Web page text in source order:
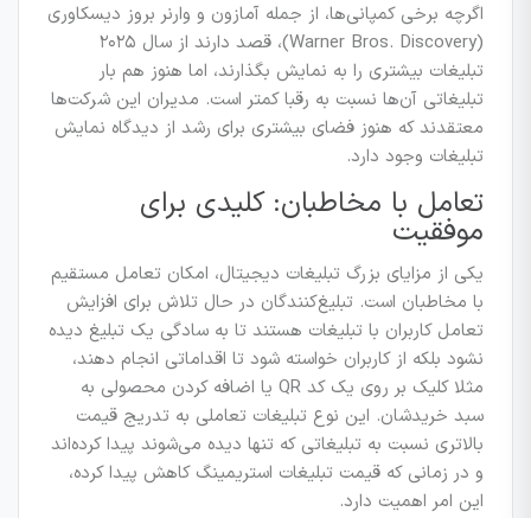
اگرچه برخی کمپانی‌ها، از جمله آمازون و وارنر بروز دیسکاوری
(Warner Bros. Discovery)، قصد دارند از سال ۲۰۲۵
تبلیغات بیشتری را به نمایش بگذارند، اما هنوز هم بار
تبلیغاتی آن‌ها نسبت به رقبا کمتر است. مدیران این شرکت‌ها
معتقدند که هنوز فضای بیشتری برای رشد از دیدگاه نمایش
تبلیغات وجود دارد.
تعامل با مخاطبان: کلیدی برای
موفقیت
یکی از مزایای بزرگ تبلیغات دیجیتال، امکان تعامل مستقیم
با مخاطبان است. تبلیغ‌کنندگان در حال تلاش برای افزایش
تعامل کاربران با تبلیغات هستند تا به سادگی یک تبلیغ دیده
نشود بلکه از کاربران خواسته شود تا اقداماتی انجام دهند،
مثلا کلیک بر روی یک کد QR یا اضافه کردن محصولی به
سبد خریدشان. این نوع تبلیغات تعاملی به تدریج قیمت
بالاتری نسبت به تبلیغاتی که تنها دیده می‌شوند پیدا کرده‌اند
و در زمانی که قیمت تبلیغات استریمینگ کاهش پیدا کرده،
این امر اهمیت دارد.